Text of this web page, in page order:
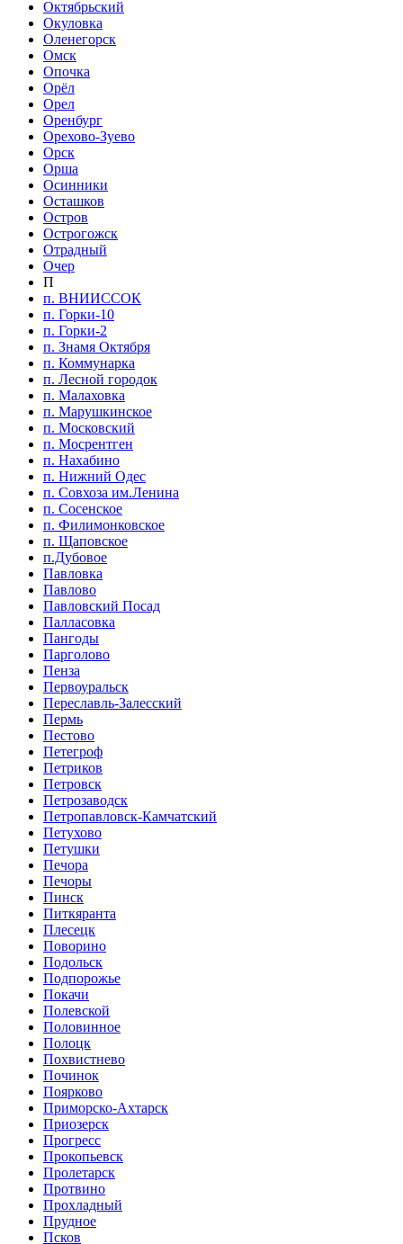
Октябрьский
Окуловка
Оленегорск
Омск
Опочка
Орёл
Орел
Оренбург
Орехово-Зуево
Орск
Орша
Осинники
Осташков
Остров
Острогожск
Отрадный
Очер
П
п. ВНИИССОК
п. Горки-10
п. Горки-2
п. Знамя Октября
п. Коммунарка
п. Лесной городок
п. Малаховка
п. Марушкинское
п. Московский
п. Мосрентген
п. Нахабино
п. Нижний Одес
п. Совхоза им.Ленина
п. Сосенское
п. Филимонковское
п. Щаповское
п.Дубовое
Павловка
Павлово
Павловский Посад
Палласовка
Пангоды
Парголово
Пенза
Первоуральск
Переславль-Залесский
Пермь
Пестово
Петегроф
Петриков
Петровск
Петрозаводск
Петропавловск-Камчатский
Петухово
Петушки
Печора
Печоры
Пинск
Питкяранта
Плесецк
Поворино
Подольск
Подпорожье
Покачи
Полевской
Половинное
Полоцк
Похвистнево
Починок
Поярково
Приморско-Ахтарск
Приозерск
Прогресс
Прокопьевск
Пролетарск
Протвино
Прохладный
Прудное
Псков